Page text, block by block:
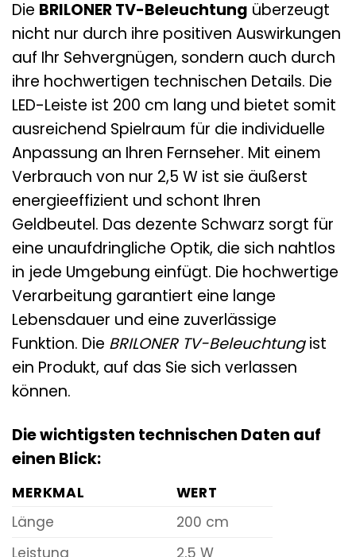
Die BRILONER TV-Beleuchtung überzeugt
nicht nur durch ihre positiven Auswirkungen
auf Ihr Sehvergnügen, sondern auch durch
ihre hochwertigen technischen Details. Die
LED-Leiste ist 200 cm lang und bietet somit
ausreichend Spielraum für die individuelle
Anpassung an Ihren Fernseher. Mit einem
Verbrauch von nur 2,5 W ist sie äußerst
energieeffizient und schont Ihren
Geldbeutel. Das dezente Schwarz sorgt für
eine unaufdringliche Optik, die sich nahtlos
in jede Umgebung einfügt. Die hochwertige
Verarbeitung garantiert eine lange
Lebensdauer und eine zuverlässige
Funktion. Die BRILONER TV-Beleuchtungist
ein Produkt, auf das Sie sich verlassen
können.
Die wichtigsten technischen Daten auf
einen Blick:
MERKMAL
WERT
Länge
200 cm
Leistung
2,5 W